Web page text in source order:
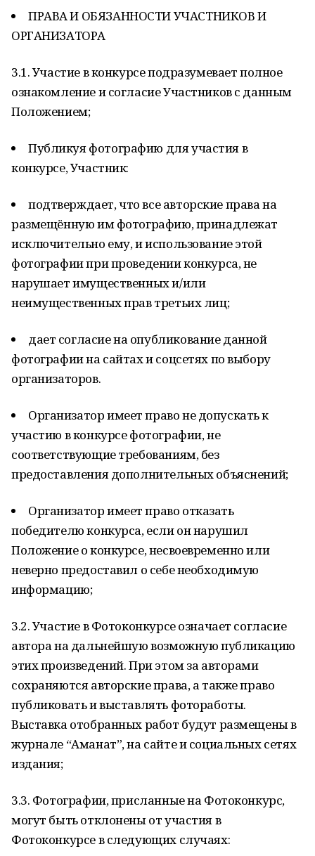
ПРАВА И ОБЯЗАННОСТИ УЧАСТНИКОВ И
ОРГАНИЗАТОРА
3.1. Участие в конкурсе подразумевает полное
ознакомление и согласие Участников с данным
Положением;
Публикуя фотографию для участия в
конкурсе, Участник:
подтверждает, что все авторские права на
размещённую им фотографию, принадлежат
исключительно ему, и использование этой
фотографии при проведении конкурса, не
нарушает имущественных и/или
неимущественных прав третьих лиц;
дает согласие на опубликование данной
фотографии на сайтах и соцсетях по выбору
организаторов.
Организатор имеет право не допускать к
участию в конкурсе фотографии, не
соответствующие требованиям, без
предоставления дополнительных объяснений;
Организатор имеет право отказать
победителю конкурса, если он нарушил
Положение о конкурсе, несвоевременно или
неверно предоставил о себе необходимую
информацию;
3.2. Участие в Фотоконкурсе означает согласие
автора на дальнейшую возможную публикацию
этих произведений. При этом за авторами
сохраняются авторские права, а также право
публиковать и выставлять фотоработы.
Выставка отобранных работ будут размещены в
журнале “Аманат”, на сайте и социальных сетях
издания;
3.3. Фотографии, присланные на Фотоконкурс,
могут быть отклонены от участия в
Фотоконкурсе в следующих случаях: